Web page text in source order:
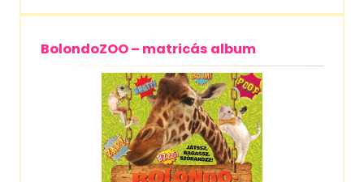
BolondoZOO – matricás album